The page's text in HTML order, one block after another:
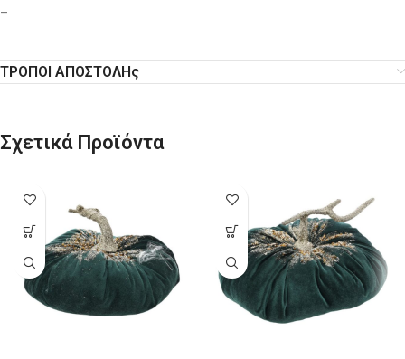
–
ΤΡΟΠΟΙ ΑΠΟΣΤΟΛΗς
Σχετικά Προϊόντα